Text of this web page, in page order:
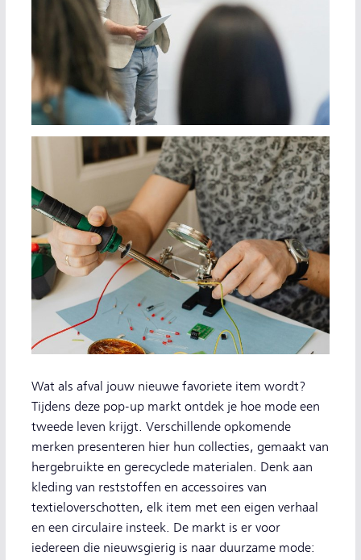
Wat als afval jouw nieuwe favoriete item wordt?
Tijdens deze pop-up markt ontdek je hoe mode een
tweede leven krijgt. Verschillende opkomende
merken presenteren hier hun collecties, gemaakt van
hergebruikte en gerecyclede materialen. Denk aan
kleding van reststoffen en accessoires van
textieloverschotten, elk item met een eigen verhaal
en een circulaire insteek. De markt is er voor
iedereen die nieuwsgierig is naar duurzame mode: